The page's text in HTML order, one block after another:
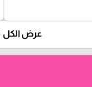
عرض الكل